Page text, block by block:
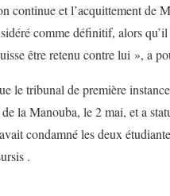
continue et l’acquittement de
comme définitif, alors qu’il
être retenu contre lui », a
le tribunal de première
la Manouba, le 2 mai, et a
condamné les deux
.